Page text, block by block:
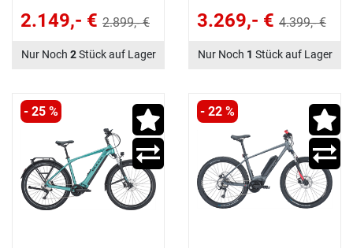
2.149,- € 2.899,- €
Nur Noch 2Stück auf Lager
3.269,- € 4.399,- €
Nur Noch 1 Stück auf Lager
- 25 % - 22 %